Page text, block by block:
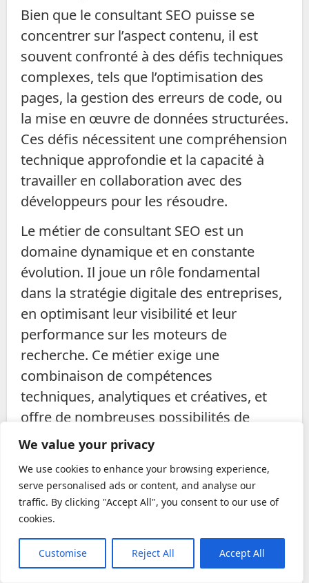
We value your privacy
We use cookies to enhance your browsing experience,
serve personalised ads or content, and analyse our
traffic. By clicking "Accept All", you consent to our use of
cookies.
Customise Reject All Accept All
Bien que le consultant SEO puisse se
concentrer sur l’aspect contenu, il est
souvent confronté à des défis techniques
complexes, tels que l’optimisation des
pages, la gestion des erreurs de code, ou
la mise en œuvre de données structurées.
Ces défis nécessitent une compréhension
technique approfondie et la capacité à
travailler en collaboration avec des
développeurs pour les résoudre.
Le métier de consultant SEO est un
domaine dynamique et en constante
évolution. Il joue un rôle fondamental
dans la stratégie digitale des entreprises,
en optimisant leur visibilité et leur
performance sur les moteurs de
recherche. Ce métier exige une
combinaison de compétences
techniques, analytiques et créatives, et
offre de nombreuses possibilités de
carrière. Les consultants SEO ont un
entreprises en ligne, ce qui rend leur rôle
à la fois exigeant et gratifiant.
évoluer avec les nouvelles tendances et
technologies, garantissant que leurs